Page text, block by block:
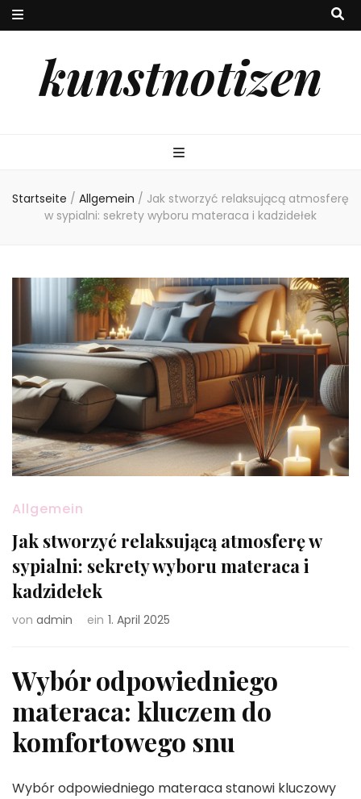
kunstnotizen
Startseite / Allgemein / Jak stworzyć relaksującą atmosferę
w sypialni: sekrety wyboru materaca i kadzidełek
Allgemein
Jak stworzyć relaksującą atmosferę w
sypialni: sekrety wyboru materaca i
kadzidełek
von admin ein 1. April 2025
Wybór odpowiedniego
materaca: kluczem do
komfortowego snu
Wybór odpowiedniego materaca stanowi kluczowy